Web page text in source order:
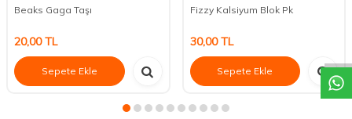
Beaks Gaga Taşı
20,00TL
Sepete Ekle
Fizzy Kalsiyum Blok Pk
30,00TL
Sepete Ekle